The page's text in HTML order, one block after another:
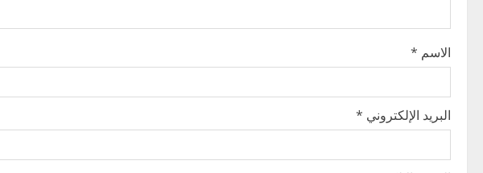
i
o
n
الاسم *
البريد الإلكتروني *